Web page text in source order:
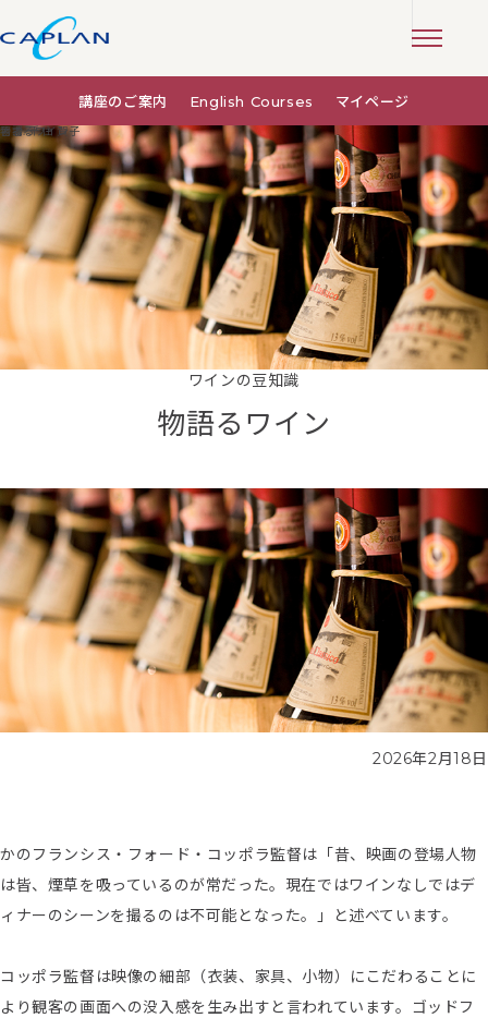
講座のご案内 English Courses マイページ
著者:千住 賀子
物語るワイン
ワインの豆知識
物語るワイン
2026年2月18日
かのフランシス・フォード・コッポラ監督は「昔、映画の登場人物
は皆、煙草を吸っているのが常だった。現在ではワインなしではデ
ィナーのシーンを撮るのは不可能となった。」と述べています。
コッポラ監督は映像の細部（衣装、家具、小物）にこだわることに
より観客の画面への没入感を生み出すと言われています。ゴッドフ